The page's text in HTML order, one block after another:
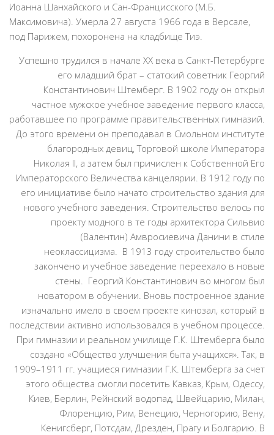
Иоанна Шанхайского и Сан-Францисского (М.Б.
Максимовича). Умерла 27 августа 1966 года в Версале,
под Парижем, похоронена на кладбище Тиэ.
Успешно трудился в начале ХХ века в Санкт-Петербурге
его младший брат – статский советник Георгий
Константинович Штемберг. В 1902 году он открыл
частное мужское учебное заведение первого класса,
работавшее по программе правительственных гимназий.
До этого времени он преподавал в Смольном институте
благородных девиц, Торговой школе Императора
Николая II, а затем был причислен к Собственной Его
Императорского Величества канцелярии. В 1912 году по
его инициативе было начато строительство здания для
нового учебного заведения. Строительство велось по
проекту модного в те годы архитектора Сильвио
(Валентин) Амвросиевича Данини в стиле
неоклассицизма. В 1913 году строительство было
закончено и учебное заведение переехало в новые
стены. Георгий Константинович во многом был
новатором в обучении. Вновь построенное здание
изначально имело в своем проекте кинозал, который в
последствии активно использовался в учебном процессе.
При гимназии и реальном училище Г.К. Штемберга было
создано «Общество улучшения быта учащихся». Так, в
1909–1911 гг. учащиеся гимназии Г.К. Штемберга за счет
этого общества смогли посетить Кавказ, Крым, Одессу,
Киев, Берлин, Рейнский водопад, Швейцарию, Милан,
Флоренцию, Рим, Венецию, Черногорию, Вену,
Кенигсберг, Потсдам, Дрезден, Прагу и Болгарию. В